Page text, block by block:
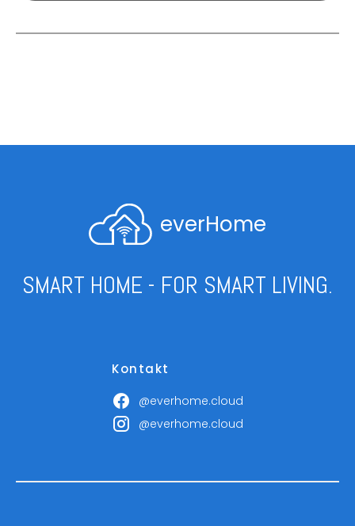
everHome
SMART HOME - FOR SMART LIVING.
Kontakt
@everhome.cloud
@everhome.cloud